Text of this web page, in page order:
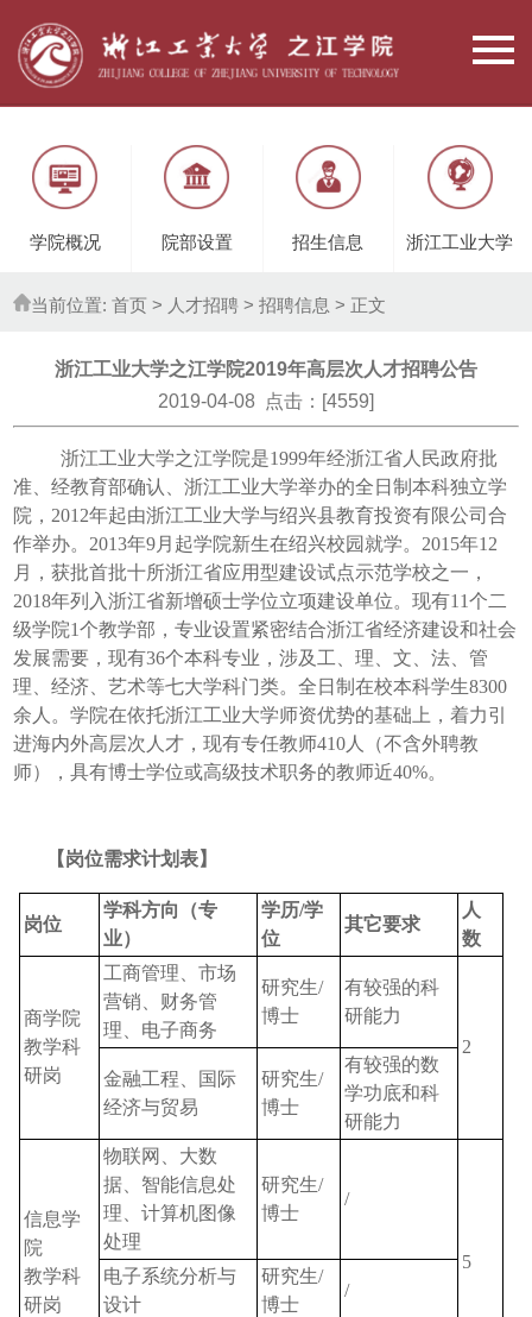
学院概况 院部设置 招生信息 浙江工业大学
当前位置:首页 > 人才招聘 >招聘信息 > 正文
浙江工业大学之江学院2019年高层次人才招聘公告
2019-04-08 点击：[ 4559
浙江工业大学之江学院是1999年经浙江省人民政府批
准、经教育部确认、浙江工业大学举办的全日制本科独立学
院，2012年起由浙江工业大学与绍兴县教育投资有限公司合
作举办。2013年9月起学院新生在绍兴校园就学。2015年12
月，获批首批十所浙江省应用型建设试点示范学校之一，
2018年列入浙江省新增硕士学位立项建设单位。现有11个二
级学院1个教学部，专业设置紧密结合浙江省经济建设和社会
发展需要，现有36个本科专业，涉及工、理、文、法、管
理、经济、艺术等七大学科门类。全日制在校本科学生8300
余人。学院在依托浙江工业大学师资优势的基础上，着力引
进海内外高层次人才，现有专任教师410人（不含外聘教
师），具有博士学位或高级技术职务的教师近40%。
【岗位需求计划表】
岗位
学科方向（专
业）
学历/学
位
其它要求
人
数
商学院
教学科
研岗
工商管理、市场
营销、财务管
理、电子商务
研究生/
博士
有较强的科
研能力
2
金融工程、国际
经济与贸易
研究生/
博士
有较强的数
学功底和科
研能力
信息学
院
教学科
研岗
物联网、大数
据、智能信息处
理、计算机图像
处理
研究生/
博士
/
5
电子系统分析与
设计
研究生/
博士
/